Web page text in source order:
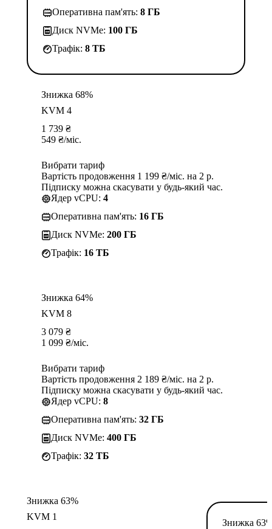
Оперативна пам'ять: 8 ГБ
Диск NVMe: 100 ГБ
Трафік: 8 TБ
Знижка 68%
KVM 4
1 739 ₴
549 ₴/міс.
Вибрати тариф
Вартість продовження 1 199 ₴/міс. на 2 р.
Підписку можна скасувати у будь-який час.
Ядер vCPU: 4
Оперативна пам'ять: 16 ГБ
Диск NVMe: 200 ГБ
Трафік: 16 TБ
Знижка 64%
KVM 8
3 079 ₴
1 099 ₴/міс.
Вибрати тариф
Вартість продовження 2 189 ₴/міс. на 2 р.
Підписку можна скасувати у будь-який час.
Ядер vCPU: 8
Оперативна пам'ять: 32 ГБ
Диск NVMe: 400 ГБ
Трафік: 32 TБ
Знижка 63%
KVM 1
Знижка